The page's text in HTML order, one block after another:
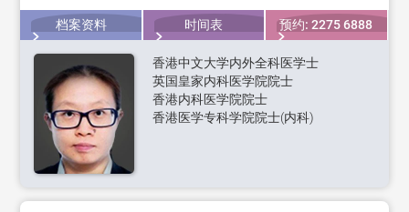
档案资料 时间表 预约: 2275 6888
香港中文大学内外全科医学士
英国皇家内科医学院院士
香港内科医学院院士
香港医学专科学院院士(内科)